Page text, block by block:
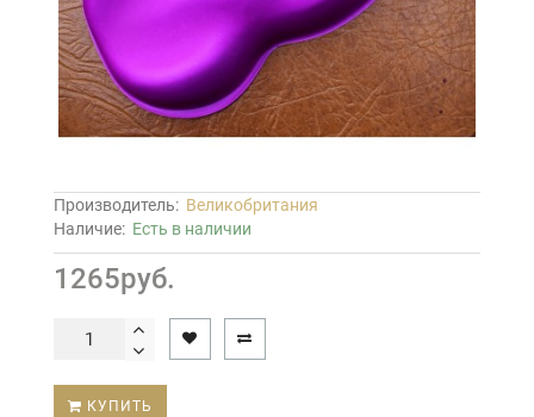
Производитель: Великобритания
Наличие: Есть в наличии
1265руб.
КУПИТЬ